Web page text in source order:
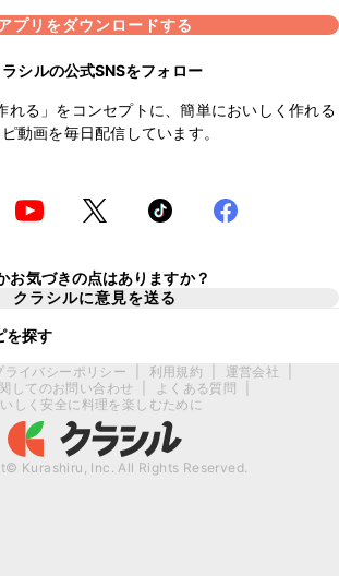
プリをダウンロードする
ラシルの公式SNSをフォロー
れる」をコンセプトに、簡単においしく作れる
動画を毎日配信しています。
お気づきの点はありますか？
クラシルに意見を送る
を探す
ライバシーポリシー 利用規約 運営会社
してのお問い合わせ
よくある質問
しく安全に料理を楽しむために
Kurashiru, Inc. All Rights Reserved.